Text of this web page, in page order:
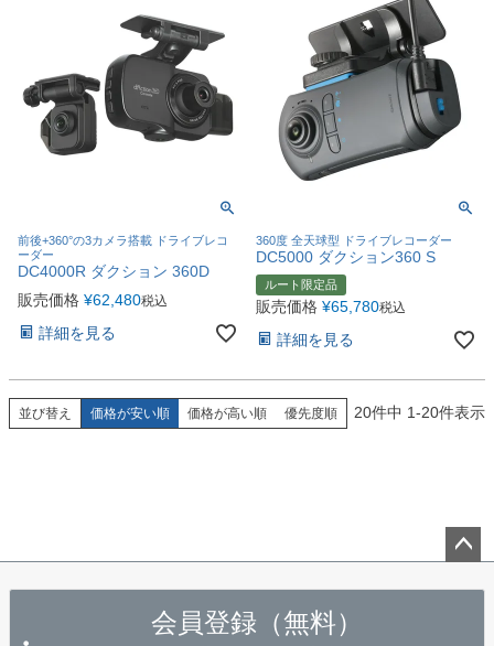
前後+360°の3カメラ搭載 ドライブレコ
ーダー
DC4000R ダクション 360D
販売価格 ¥62,480税込
詳細を見る
360度 全天球型 ドライブレコーダー
DC5000 ダクション360 S
ルート限定品
販売価格 ¥65,780税込
詳細を見る
並び替え 価格が安い順 価格が高い順 優先度順 20件中 1-20件表示
会員登録（無料）